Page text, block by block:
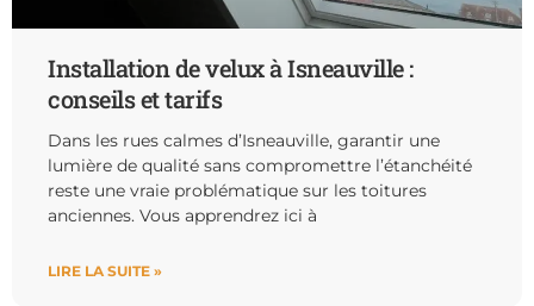
Installation de velux à Isneauville :
conseils et tarifs
Dans les rues calmes d’Isneauville, garantir une
lumière de qualité sans compromettre l’étanchéité
reste une vraie problématique sur les toitures
anciennes. Vous apprendrez ici à
LIRE LA SUITE »